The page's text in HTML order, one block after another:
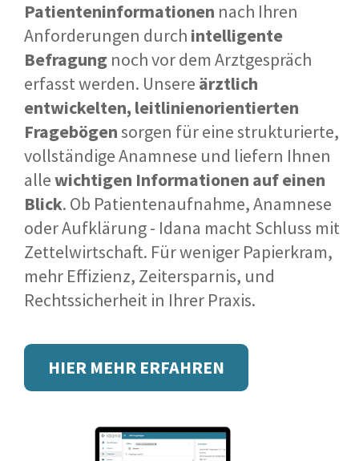
Patienteninformationen nach Ihren
Anforderungen durch intelligente
Befragung noch vor dem Arztgespräch
erfasst werden. Unsere ärztlich
entwickelten, leitlinienorientierten
Fragebögensorgen für eine strukturierte,
vollständige Anamnese und liefern Ihnen
allewichtigen Informationen auf einen
Blick. Ob Patientenaufnahme, Anamnese
oder Aufklärung - Idana macht Schluss mit
Zettelwirtschaft. Für weniger Papierkram,
mehr Effizienz, Zeitersparnis, und
Rechtssicherheit in Ihrer Praxis.
HIER MEHR ERFAHREN